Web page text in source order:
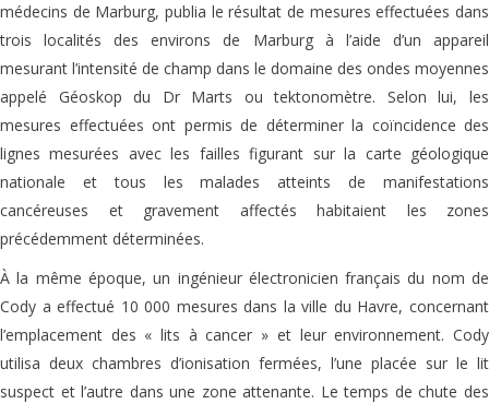
médecins de Marburg, publia le résultat de mesures effectuées dans
trois localités des environs de Marburg à l’aide d’un appareil
mesurant l’intensité de champ dans le domaine des ondes moyennes
appelé Géoskop du Dr Marts ou tektonomètre. Selon lui, les
mesures effectuées ont permis de déterminer la coïncidence des
lignes mesurées avec les failles figurant sur la carte géologique
nationale et tous les malades atteints de manifestations
cancéreuses et gravement affectés habitaient les zones
précédemment déterminées.
À la même époque, un ingénieur électronicien français du nom de
Cody a effectué 10 000 mesures dans la ville du Havre, concernant
l’emplacement des « lits à cancer » et leur environnement. Cody
utilisa deux chambres d’ionisation fermées, l’une placée sur le lit
suspect et l’autre dans une zone attenante. Le temps de chute des